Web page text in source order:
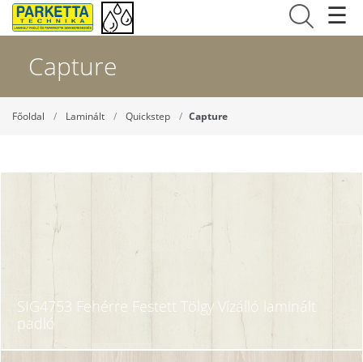
☰
Capture
Főoldal Laminált Quickstep Capture
SIG4753 Fehérre Festett Tölgy Vízálló laminált
padló